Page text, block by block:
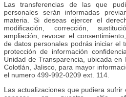
Las transferencias de las que
personales serán informadas
materia. Si deseas ejercer el
modificación, corrección,
ampliación, revocar el
de datos personales podrás iniciar el
protección de información
Unidad de Transparencia, ubicada
Colotlán, Jalisco, para mayor
el numero 499-992-0209 ext. 114.
Las actualizaciones que pudiera